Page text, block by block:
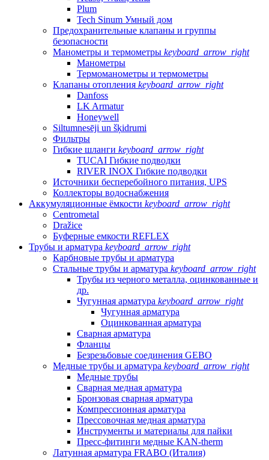
Plum
Tech Sinum Умный дом
Предохранительные клапаны и группы
безопасности
Манометры и термометры keyboard_arrow_right
Манометры
Термоманометры и термометры
Клапаны отопления keyboard_arrow_right
Danfoss
LK Armatur
Honeywell
Siltumnesēji un šķidrumi
Фильтры
Гибкие шланги keyboard_arrow_right
TUCAI Гибкие подводки
RIVER INOX Гибкие подводки
Источники бесперебойного питания, UPS
Коллекторы водоснабжения
Аккумуляционные ёмкости keyboard_arrow_right
Centrometal
Dražice
Буферные емкости REFLEX
Трубы и арматура keyboard_arrow_right
Карбновые трубы и арматура
Стальные трубы и арматура keyboard_arrow_right
Трубы из черного металла, оцинкованные и
др.
Чугунная арматура keyboard_arrow_right
Чугунная арматура
Оцинкованная арматура
Сварная арматура
Фланцы
Безрезьбовые соединения GEBO
Медные трубы и арматура keyboard_arrow_right
Медные трубы
Сварная медная арматура
Бронзовая сварная арматура
Компрессионная арматура
Прессовочная медная арматура
Инструменты и материалы для пайки
Пресс-фитинги медные KAN-therm
Латунная арматура FRABO (Италия)